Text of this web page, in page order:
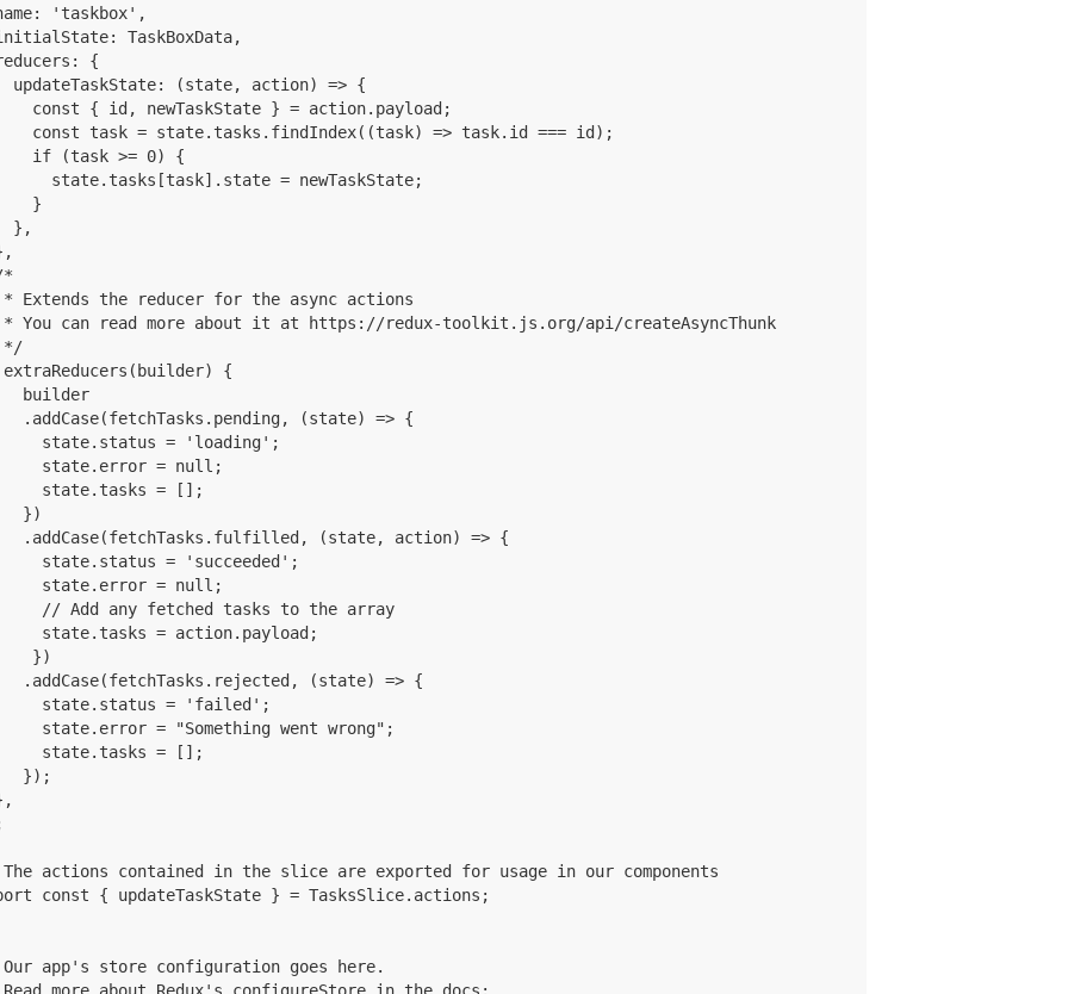
'taskbox',
TaskBoxData,
{
updateTaskState: (state, action) => {
const { id, newTaskState } = action.payload;
const task = state.tasks.findIndex((task) => task.id === id);
if (task >= 0) {
state.tasks[task].state = newTaskState;
}
},
* Extends the reducer for the async actions
* You can read more about it at https://redux-toolkit.js.org/api/createAsyncThunk
*/
{
builder
.addCase(fetchTasks.pending, (state) => {
state.status = 'loading';
state.error = null;
state.tasks = [];
})
.addCase(fetchTasks.fulfilled, (state, action) => {
state.status = 'succeeded';
state.error = null;
// Add any fetched tasks to the array
state.tasks = action.payload;
})
.addCase(fetchTasks.rejected, (state) => {
state.status = 'failed';
state.error = "Something went wrong";
state.tasks = [];
});
actions contained in the slice are exported for usage in our components
const { updateTaskState } = TasksSlice.actions;
app's store configuration goes here.